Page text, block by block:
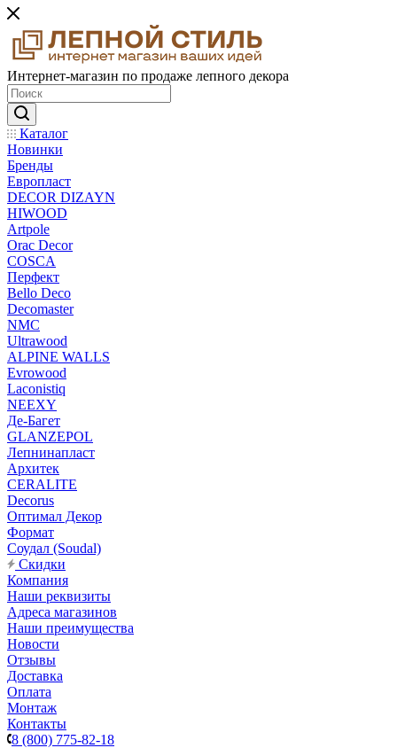
Интернет-магазин по продаже лепного декора
Каталог
Новинки
Бренды
Европласт
DECOR DIZAYN
HIWOOD
Artpole
Orac Decor
COSCA
Перфект
Bello Deco
Decomaster
NMС
Ultrawood
ALPINE WALLS
Evrowood
Laconistiq
NEEXY
Де-Багет
GLANZEPOL
Лепнинапласт
Архитек
CERALITE
Decorus
Оптимал Декор
Формат
Соудал (Soudal)
Скидки
Компания
Наши реквизиты
Адреса магазинов
Наши преимущества
Новости
Отзывы
Доставка
Оплата
Монтаж
Контакты
8 (800) 775-82-18